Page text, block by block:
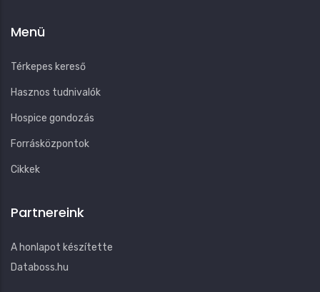
Menü
Térkepes kereső
Hasznos tudnivalók
Hospice gondozás
Forrásközpontok
Cikkek
Partnereink
A honlapot készítette
Databoss.hu